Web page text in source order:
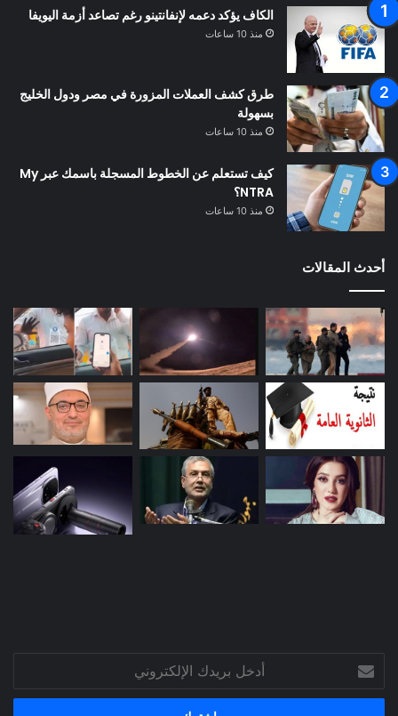
الكاف يؤكد دعمه لإنفانتينو رغم تصاعد أزمة اليويفا
منذ 10 ساعات
طرق كشف العملات المزورة في مصر ودول الخليج
بسهولة
منذ 10 ساعات
كيف تستعلم عن الخطوط المسجلة باسمك عبر My
NTRA؟
منذ 10 ساعات
أحدث المقالات
بريدك
الإلكتروني